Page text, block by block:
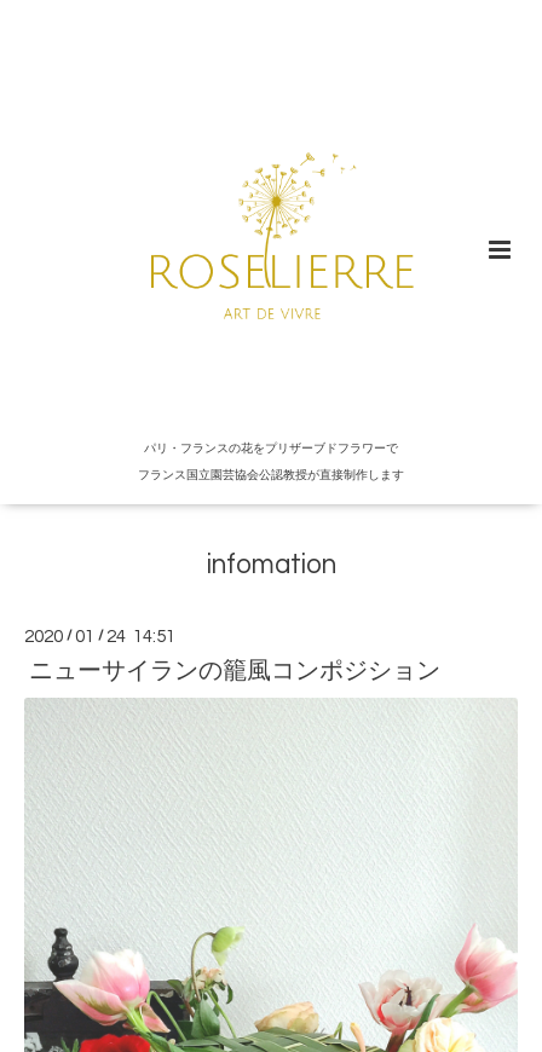
パリ・フランスの花をプリザーブドフラワーで
フランス国立園芸協会公認教授が直接制作します
infomation
2020 /01 / 24 14:51
ニューサイランの籠風コンポジション